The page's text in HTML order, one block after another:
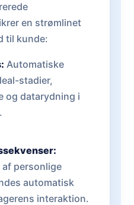
en strømlinet
til kunde:
Automatiske
stadier,
og datarydning i
.
personlige
automatisk
interaktion.